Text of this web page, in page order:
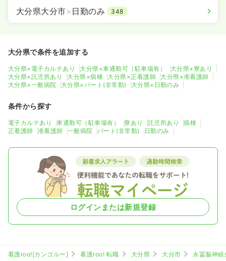
大分県大分市× 日勤のみ 348
大分県で条件を追加する
大分県×電子カルテあり 大分県×車通勤可（駐車場有）
大分県×寮あり
大分県×託児所あり
大分県×病棟 大分県×正看護師
大分県×准看護師
大分県×一般病院
大分県×パート(非常勤) 大分県×日勤のみ
条件から探す
電子カルテあり 車通勤可（駐車場有） 寮あり 託児所あり
病棟
正看護師
准看護師 一般病院 パート(非常勤) 日勤のみ
ログインまたは新規登録
看護roo![カンゴルー] 看護roo! 転職 大分県 大分市
永冨脳神